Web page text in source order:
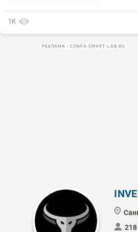
1К
РЕКЛАМА • CONFA.SMART-LAB.RU
218